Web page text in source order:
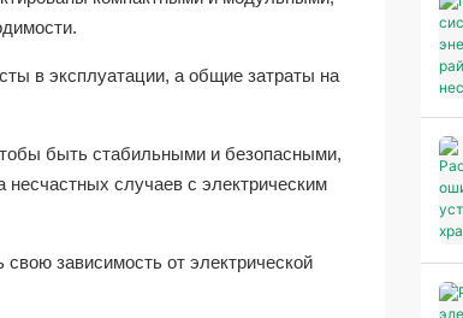
в эксплуатации, а общие затраты на
быть стабильными и безопасными,
несчастных случаев с электрическим
зависимость от электрической